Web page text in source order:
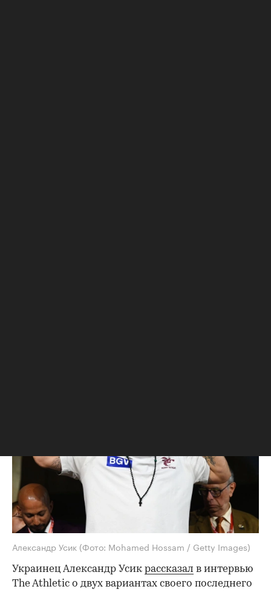
Александр Усик (Фото: Mohamed Hossam / Getty Images)
Украинец Александр Усик рассказал в интервью
The Athletic о двух вариантах своего последнего